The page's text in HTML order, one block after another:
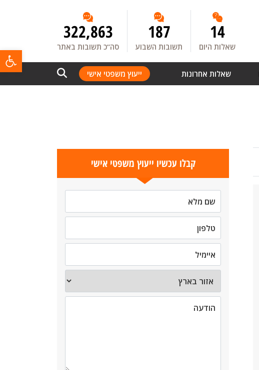
14
שאלות היום
187
תשובות השבוע
322,863
סה”כ תשובות באתר
שאלות אחרונות ייעוץ משפטי אישי
קבלו עכשיו ייעוץ משפטי אישי